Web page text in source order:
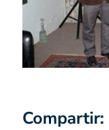
Compartir: